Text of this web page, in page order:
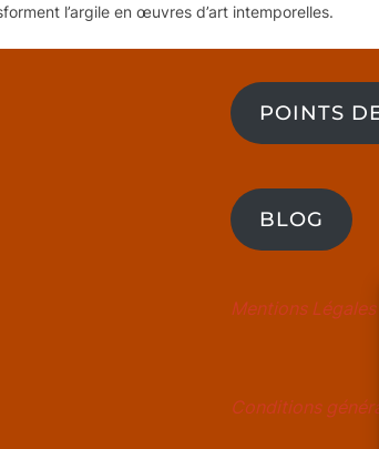
l’argile en œuvres d’art intemporelles.
POINTS
BLOG
Mentions Légales
Conditions